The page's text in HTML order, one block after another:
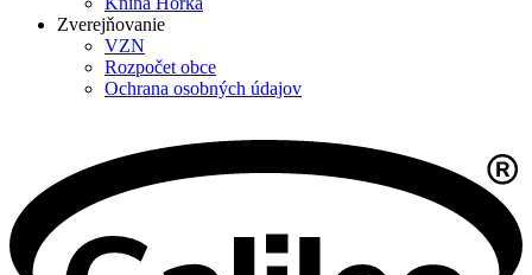
Zverejňovanie
VZN
Rozpočet obce
Ochrana osobných údajov